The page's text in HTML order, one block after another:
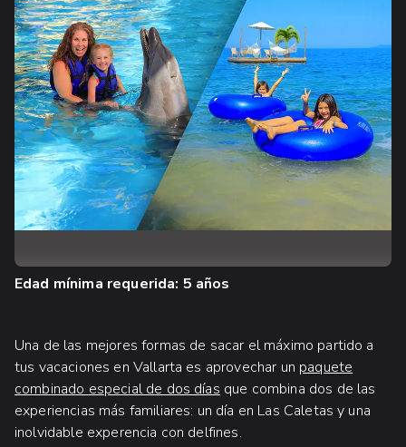
Edad mínima requerida: 5 años
Una de las mejores formas de sacar el máximo partido a
tus vacaciones en Vallarta es aprovechar un paquete
combinado especial de dos días que combina dos de las
experiencias más familiares: un día en Las Caletas y una
inolvidable experencia con delfines.